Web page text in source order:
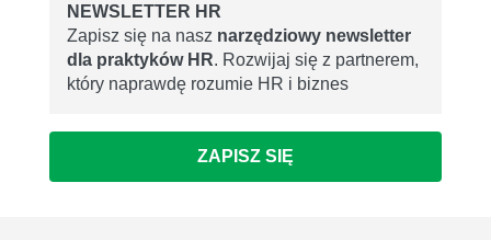
NEWSLETTER HR
Zapisz się na nasz narzędziowy newsletter
dla praktyków HR. Rozwijaj się z partnerem,
który naprawdę rozumie HR i biznes
ZAPISZ SIĘ